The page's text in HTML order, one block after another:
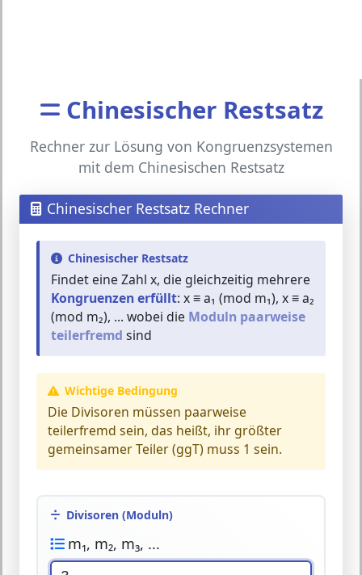
Chinesischer Restsatz
Rechner zur Lösung von Kongruenzsystemen
mit dem Chinesischen Restsatz
Chinesischer Restsatz Rechner
Chinesischer Restsatz
Findet eine Zahl x, die gleichzeitig mehrere
Kongruenzen erfüllt: x ≡ a₁ (mod m₁), x ≡ a₂
(mod m₂), ... wobei die Moduln paarweise
teilerfremd sind
Wichtige Bedingung
Die Divisoren müssen paarweise
teilerfremd sein, das heißt, ihr größter
gemeinsamer Teiler (ggT) muss 1 sein.
Divisoren (Moduln)
m₁, m₂, m₃, ...